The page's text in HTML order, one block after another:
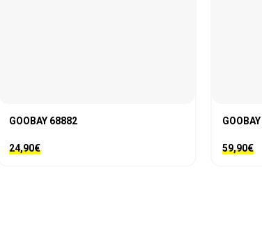
GOOBAY 68882
24,90€ 59,90€